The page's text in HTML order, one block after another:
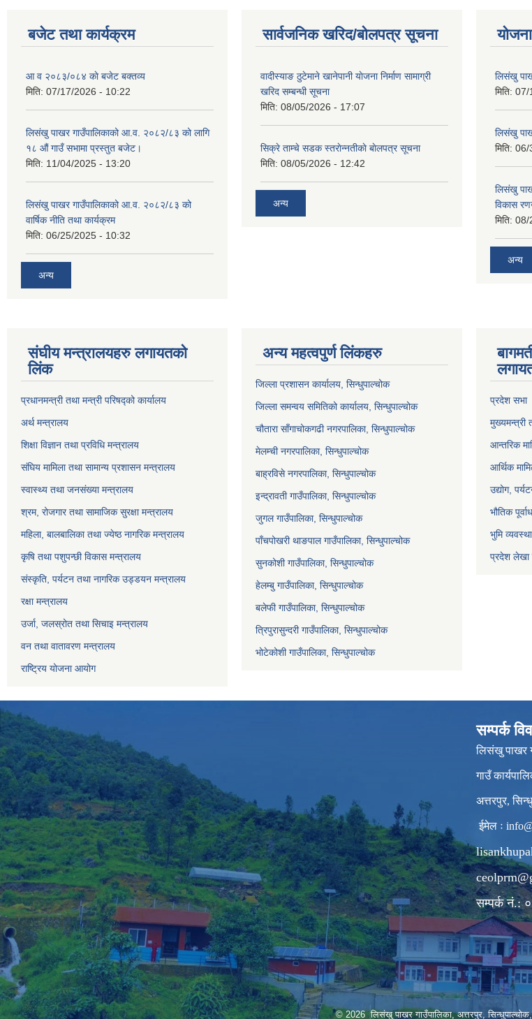
बजेट तथा कार्यक्रम
आ व २०८३/०८४ काे बजेट बक्तव्य
मिति: 07/17/2026 - 10:22
लिसंखु पाखर गाउँपालिकाको आ.व. २०८२/८३ को लागि
१८ औं गाउँ सभामा प्रस्तुत बजेट।
मिति: 11/04/2025 - 13:20
लिसंखु पाखर गाउँपालिकाको आ.व. २०८२/८३ को
वार्षिक नीति तथा कार्यक्रम
मिति: 06/25/2025 - 10:32
अन्य
सार्वजनिक खरिद/बोलपत्र सूचना
वादीस्याङ ठुटेमाने खानेपानी याेजना निर्माण सामाग्री
खरिद सम्बन्धी सूचना
मिति: 08/05/2026 - 17:07
सिक्रे ताम्चे सडक स्तराेन्नतीकाे बाेलपत्र सूचना
मिति: 08/05/2026 - 12:42
अन्य
लिसंखु
मिति: 07/
लिसंखु
मिति: 06/
लिसंखु
विकास
मिति: 08/
अन्य
संघीय मन्त्रालयहरु लगायतको
लिंक
प्रधानमन्त्री तथा मन्त्री परिषद्को कार्यालय
अर्थ मन्त्रालय
शिक्षा विज्ञान तथा प्रविधि मन्त्रालय
संघिय मामिला तथा सामान्य प्रशासन मन्त्रालय
स्वास्थ्य तथा जनसंख्या मन्त्रालय
श्रम, रोजगार तथा सामाजिक सुरक्षा मन्त्रालय
महिला, बालबालिका तथा ज्येष्ठ नागरिक मन्त्रालय
कृषि तथा पशुपन्छी विकास मन्त्रालय
संस्कृति, पर्यटन तथा नागरिक उड्डयन मन्त्रालय
रक्षा मन्त्रालय
उर्जा, जलस्रोत तथा सिचाइ मन्त्रालय
वन तथा वातावरण मन्त्रालय
राष्ट्रिय योजना आयोग
अन्य महत्वपुर्ण लिंकहरु
जिल्ला प्रशासन कार्यालय, सिन्धुपाल्चोक
जिल्ला समन्वय समितिको कार्यालय, सिन्धुपाल्चोक
चौतारा साँगाचोकगढी नगरपालिका, सिन्धुपाल्चोक
मेलम्ची नगरपालिका, सिन्धुपाल्चोक
बाह्रविसे नगरपालिका, सिन्धुपाल्चोक
इन्द्रावती गाउँपालिका, सिन्धुपाल्चोक
जुगल गाउँपालिका, सिन्धुपाल्चोक
पाँचपोखरी थाङपाल गाउँपालिका, सिन्धुपाल्चोक
सुनकोशी गाउँपालिका, सिन्धुपाल्चोक
हेलम्बु गाउँपालिका, सिन्धुपाल्चोक
बलेफी गाउँपालिका, सिन्धुपाल्चोक
त्रिपुरासुन्दरी गाउँपालिका, सिन्धुपाल्चोक
भोटेकोशी गाउँपालिका, सिन्धुपाल्चोक
प्रदेश सभा
मुख्यमन्त्री
आन्तरिक
आर्थिक
उद्योग,
भौतिक
भुमि
प्रदेश लेखा
सम्पर्क
लिसंखु पाखर
गाउँ
अत्तरपुर,
ईमेल ः
सम्पर्क नं.:
© 2026 लिसंखु पाखर गाउँपालिका, अत्तरपुर,